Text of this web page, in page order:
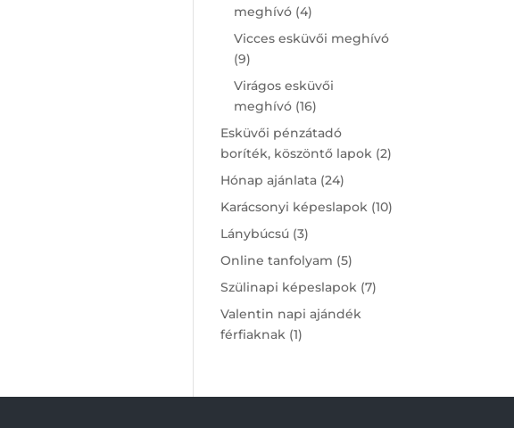
meghívó 44
products
Vicces esküvői meghívó
99
products
Virágos esküvői
meghívó 1616
products
Esküvői pénzátadó
boríték, köszöntő lapok 22
Hónap ajánlata 2424
products
Karácsonyi képeslapok 1010
Lánybúcsú 33
products
Online tanfolyam 55
products
Szülinapi képeslapok 77
Valentin napi ajándék
férfiaknak 11